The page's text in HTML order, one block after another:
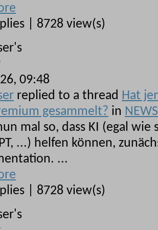
| 8728 view(s)
09:48
replied to a thread Hat
gesammelt? in
mal so, dass KI (egal wie
...) helfen können,
...
| 8728 view(s)